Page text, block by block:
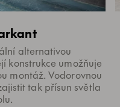
alternativou
konstrukce umožňuje
montáž. Vodorovnou
tak přísun světla